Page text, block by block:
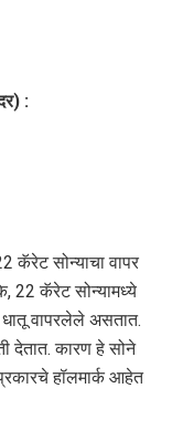
:
कॅरेट सोन्याचा वापर
22 कॅरेट सोन्यामध्ये
वापरलेले असतात.
देतात. कारण हे सोने
हॉलमार्क आहेत